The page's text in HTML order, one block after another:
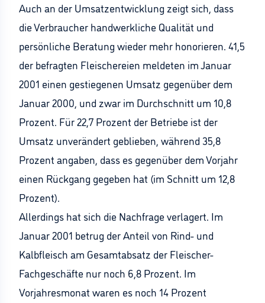
Auch an der Umsatzentwicklung zeigt sich, dass
die Verbraucher handwerkliche Qualität und
persönliche Beratung wieder mehr honorieren. 41,5
der befragten Fleischereien meldeten im Januar
2001 einen gestiegenen Umsatz gegenüber dem
Januar 2000, und zwar im Durchschnitt um 10,8
Prozent. Für 22,7 Prozent der Betriebe ist der
Umsatz unverändert geblieben, während 35,8
Prozent angaben, dass es gegenüber dem Vorjahr
einen Rückgang gegeben hat (im Schnitt um 12,8
Prozent).
Allerdings hat sich die Nachfrage verlagert. Im
Januar 2001 betrug der Anteil von Rind- und
Kalbfleisch am Gesamtabsatz der Fleischer-
Fachgeschäfte nur noch 6,8 Prozent. Im
Vorjahresmonat waren es noch 14 Prozent